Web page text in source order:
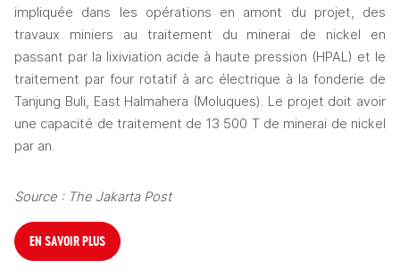
impliquée dans les opérations en amont du projet, des
travaux miniers au traitement du minerai de nickel en
passant par la lixiviation acide à haute pression (HPAL) et le
traitement par four rotatif à arc électrique à la fonderie de
Tanjung Buli, East Halmahera (Moluques). Le projet doit avoir
une capacité de traitement de 13 500 T de minerai de nickel
par an.
Source : The Jakarta Post
EN SAVOIR PLUS